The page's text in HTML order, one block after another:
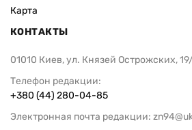
Карта
КОНТАКТЫ
01010 Киев, ул. Князей Острожских,
Телефон редакции:
+380 (44) 280-04-85
Электронная почта редакции: